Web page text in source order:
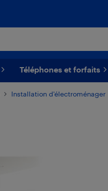
Téléphones et forfaits
Installation d'électroménager